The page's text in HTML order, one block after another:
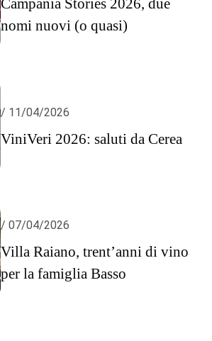
Campania Stories 2026, due
nomi nuovi (o quasi)
/ 11/04/2026
ViniVeri 2026: saluti da Cerea
/ 07/04/2026
Villa Raiano, trent’anni di vino
per la famiglia Basso